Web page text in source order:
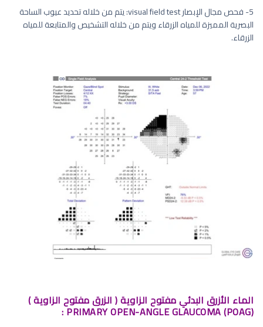
5- فحص مجال الإبصار visual field test: يتم من خلاله تحديد عيوب الساحة
البصرية المميزة للمياه الزرقاء ويتم من خلاله التشخيص والمتابعة للمياه
الزرقاء.
الماء الأزرق البدئي مفتوح الزاوية ( الزرق مفتوح الزاوية )
(POAG) PRIMARY OPEN-ANGLE GLAUCOMA :